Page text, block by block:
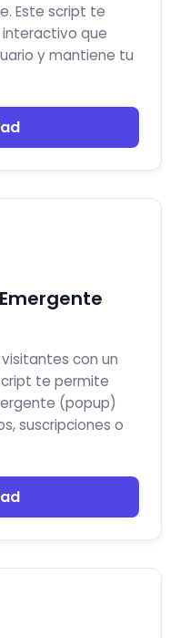
Este script te
que
y mantiene tu
con un
te permite
(popup)
suscripciones o